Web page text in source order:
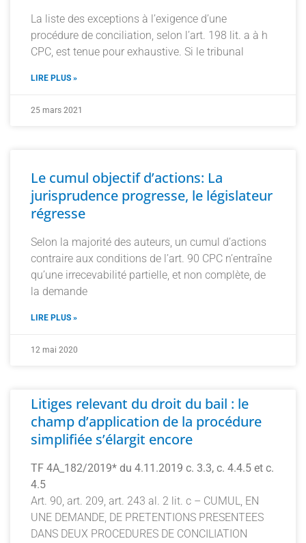
La liste des exceptions à l’exigence d’une
procédure de conciliation, selon l’art. 198 lit. a à h
CPC, est tenue pour exhaustive. Si le tribunal
LIRE PLUS »
25 mars 2021
Le cumul objectif d’actions: La
jurisprudence progresse, le législateur
régresse
Selon la majorité des auteurs, un cumul d’actions
contraire aux conditions de l’art. 90 CPC n’entraîne
qu’une irrecevabilité partielle, et non complète, de
la demande
LIRE PLUS »
12 mai 2020
Litiges relevant du droit du bail : le
champ d’application de la procédure
simplifiée s’élargit encore
TF 4A_182/2019* du 4.11.2019 c. 3.3, c. 4.4.5 et c.
4.5
Art. 90, art. 209, art. 243 al. 2 lit. c – CUMUL, EN
UNE DEMANDE, DE PRETENTIONS PRESENTEES
DANS DEUX PROCEDURES DE CONCILIATION